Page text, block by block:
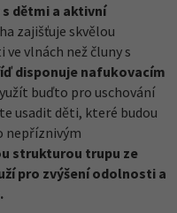
dětmi a aktivní
zajišťuje skvělou
vlnách než čluny s
disponuje nafukovacím
buďto pro uschování
usadit děti, které budou
nepříznivým
strukturou trupu ze
pro zvýšení odolnosti a